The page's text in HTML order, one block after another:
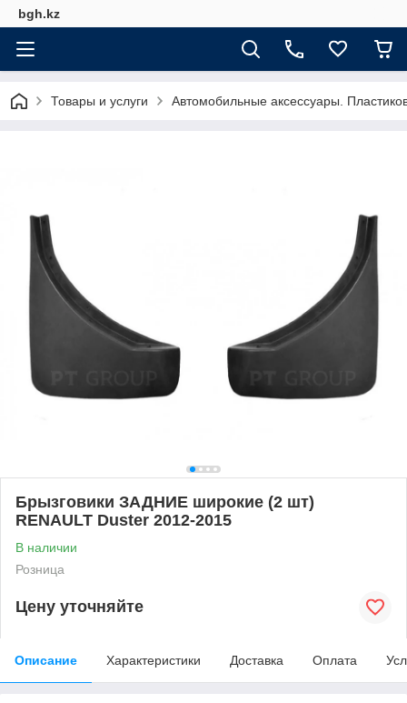
bgh.kz
Товары и услуги Автомобильные аксессуары.
Брызговики ЗАДНИЕ широкие (2 шт)
RENAULT Duster 2012-2015
В наличии
Розница
Цену уточняйте
Описание Характеристики Доставка Оплата